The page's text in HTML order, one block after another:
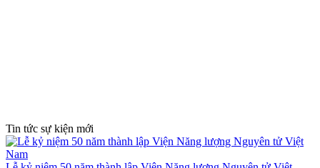
Tin tức sự kiện mới